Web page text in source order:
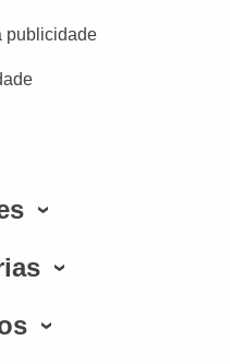
publicidade